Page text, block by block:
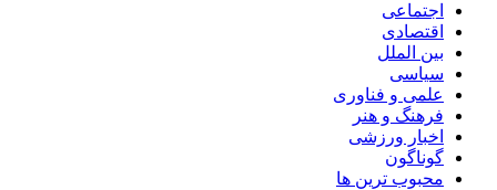
اجتماعی
اقتصادی
بین الملل
سیاسی
علمی و فناوری
فرهنگ و هنر
اخبار ورزشی
گوناگون
محبوب ترین ها